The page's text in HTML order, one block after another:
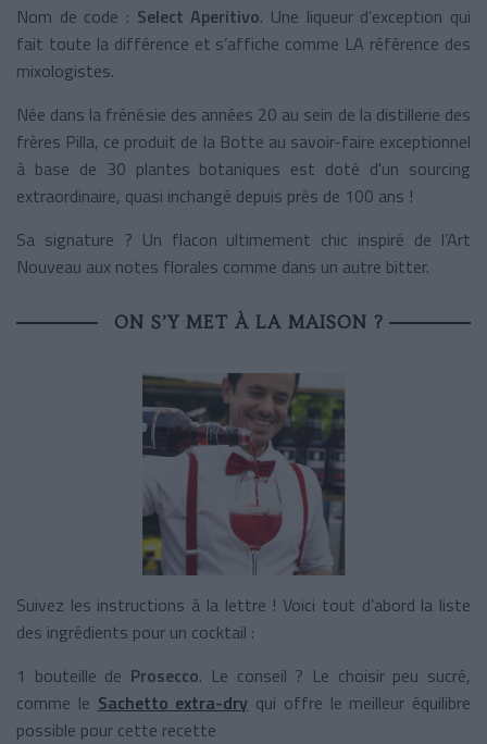
Nom de code : Select Aperitivo. Une liqueur d’exception qui
fait toute la différence et s’affiche comme LA référence des
mixologistes.
Née dans la frénésie des années 20 au sein de la distillerie des
frères Pilla, ce produit de la Botte au savoir-faire exceptionnel
à base de 30 plantes botaniques est doté d'un sourcing
extraordinaire, quasi inchangé depuis près de 100 ans !
Sa signature ? Un flacon ultimement chic inspiré de l’Art
Nouveau aux notes florales comme dans un autre bitter.
ON S’Y MET À LA MAISON ?
Suivez les instructions à la lettre ! Voici tout d’abord la liste
des ingrédients pour un cocktail :
1 bouteille de Prosecco. Le conseil ? Le choisir peu sucré,
comme le Sachetto extra-dry qui offre le meilleur équilibre
possible pour cette recette